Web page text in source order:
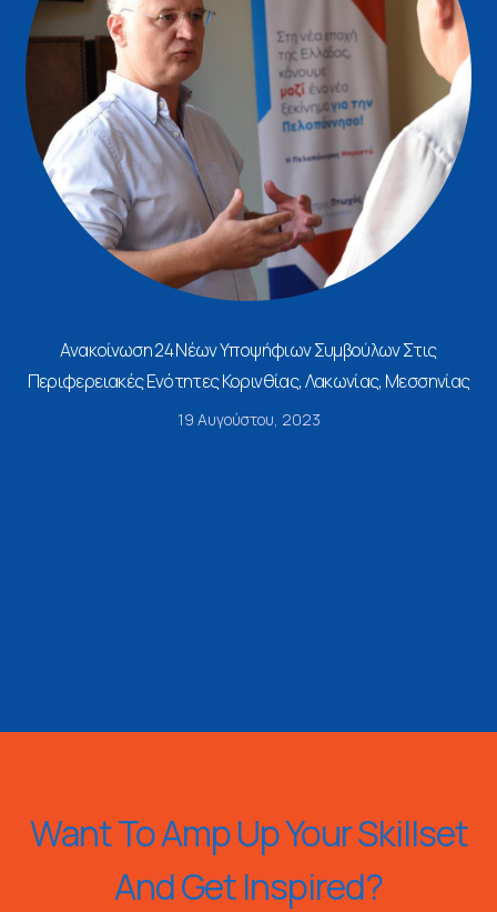
Ανακοίνωση 24 Νέων Υποψήφιων Συμβούλων Στις
Περιφερειακές Ενότητες Κορινθίας, Λακωνίας, Μεσσηνίας
19 Αυγούστου, 2023
Want To Amp Up Your Skillset
And Get Inspired?